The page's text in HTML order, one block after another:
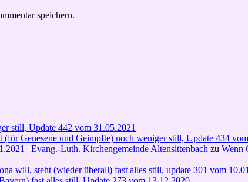
speichern.
still, Update 442 vom 31.05.2021
(für Genesene und Geimpfte) noch weniger still, Update 434
| Evang.-Luth. Kirchengemeinde Altensittenbach zu Wenn
will, steht (wieder überall) fast alles still, update 301 vom